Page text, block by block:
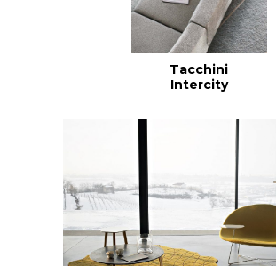
Tacchini
Intercity